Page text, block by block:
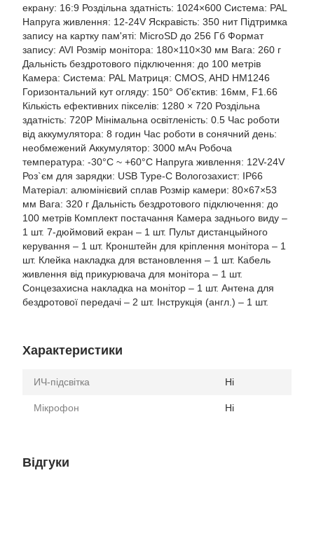
екрану: 16:9 Роздільна здатність: 1024×600 Система: PAL
Напруга живлення: 12-24V Яскравість: 350 нит Підтримка
запису на картку пам'яті: MicroSD до 256 Гб Формат
запису: AVI Розмір монітора: 180×110×30 мм Вага: 260 г
Дальність бездротового підключення: до 100 метрів
Камера: Система: PAL Матриця: CMOS, AHD HM1246
Горизонтальний кут огляду: 150° Об'єктив: 16мм, F1.66
Кількість ефективних пікселів: 1280 × 720 Роздільна
здатність: 720P Мінімальна освітленість: 0.5 Час роботи
від аккумулятора: 8 годин Час роботи в сонячний день:
необмежений Аккумулятор: 3000 мАч Робоча
температура: -30°C ~ +60°C Напруга живлення: 12V-24V
Роз`єм для зарядки: USB Type-C Вологозахист: IP66
Матеріал: алюмінієвий сплав Розмір камери: 80×67×53
мм Вага: 320 г Дальність бездротового підключення: до
100 метрів Комплект постачання Камера заднього виду –
1 шт. 7-дюймовий екран – 1 шт. Пульт дистанцыйного
керування – 1 шт. Кронштейн для кріплення монітора – 1
шт. Клейка накладка для встановлення – 1 шт. Кабель
живлення від прикурювача для монітора – 1 шт.
Сонцезахисна накладка на монітор – 1 шт. Антена для
бездротової передачі – 2 шт. Інструкція (англ.) – 1 шт.
Характеристики
ИЧ-підсвітка Ні
Мікрофон Ні
Відгуки